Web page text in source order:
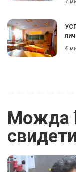
4
Можда
свидети